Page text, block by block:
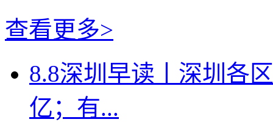
查看更多>
8.8深圳早读丨深圳各
亿；有...